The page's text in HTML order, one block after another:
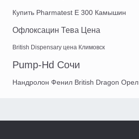
Купить Pharmatest E 300 Камышин
Офлоксацин Тева Цена
British Dispensary цена Климовск
Pump-Hd Сочи
Нандролон Фенил British Dragon Орел